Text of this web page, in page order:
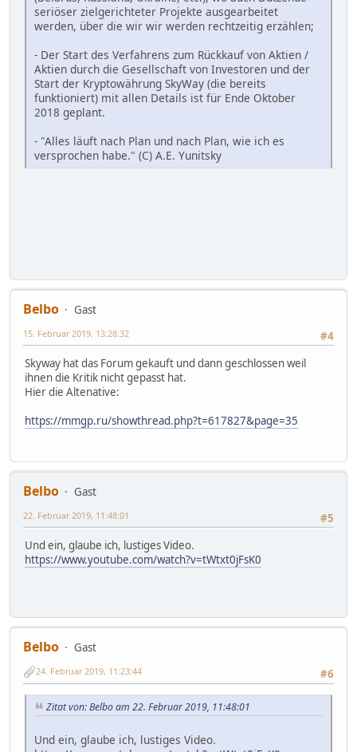
seriöser zielgerichteter Projekte ausgearbeitet
werden, über die wir wir werden rechtzeitig erzählen;
- Der Start des Verfahrens zum Rückkauf von Aktien /
Aktien durch die Gesellschaft von Investoren und der
Start der Kryptowährung SkyWay (die bereits
funktioniert) mit allen Details ist für Ende Oktober
2018 geplant.
- "Alles läuft nach Plan und nach Plan, wie ich es
versprochen habe." (C) A.E. Yunitsky
Belbo
Gast
#4
15. Februar 2019, 13:28:32
Skyway hat das Forum gekauft und dann geschlossen weil
ihnen die Kritik nicht gepasst hat.
Hier die Altenative:
https://mmgp.ru/showthread.php?t=617827&page=35
Belbo
Gast
#5
22. Februar 2019, 11:48:01
Und ein, glaube ich, lustiges Video.
https://www.youtube.com/watch?v=tWtxt0jFsK0
Belbo
Gast
#6
24. Februar 2019, 11:23:44
Zitat von: Belbo am 22. Februar 2019, 11:48:01
Und ein, glaube ich, lustiges Video.